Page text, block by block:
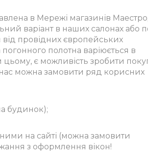
в Мережі магазинів
варіант в наших салонах або
від провідних європейських
полотна варіюється в
цьому, є можливість зробити
можна замовити ряд корисних
будинок);
на сайті (можна замовити
з оформлення вікон!